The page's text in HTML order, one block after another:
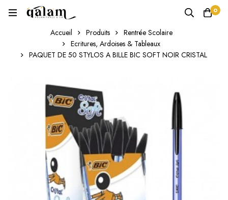
0
Accueil Produits
Rentrée Scolaire
Ecritures, Ardoises & Tableaux
PAQUET DE 50 STYLOS A BILLE BIC SOFT NOIR CRISTAL